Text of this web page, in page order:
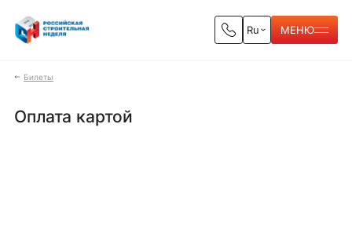
Ru МЕНЮ
Билеты
Оплата картой